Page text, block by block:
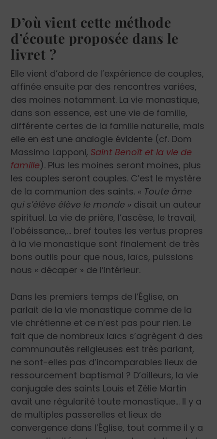
D’où vient cette méthode
d’écoute proposée dans le
livret ?
Elle vient d’abord de l’expérience de couples,
affinée ensuite par des rencontres variées,
des moines notamment. La vie monastique,
dans son essence, est une vie de famille,
différente certes de la famille naturelle, mais
elle en est une analogie évidente (cf. Dom
Massimo Lapponi, Saint Benoît et la vie de
famille). Plus les moines seront moines, plus
les couples seront couples. C’est le mystère
de la communion des saints. « Toute âme
qui s’élève élève le monde » disait un auteur
spirituel. La vie de prière, l’ascèse, le travail,
l’obéissance,… bref toutes les vertus propres
à la vie monastique sont finalement de très
bons outils pour que nous, laïcs, puissions
nous « décaper » de l’intérieur.
Dans les premiers temps de l’Égli­se, on
parlait de la vie monastique comme de la
vie chrétienne et ce n’est pas pour rien. Le
fait que de nombreux laïcs s’agrègent à des
communautés religieuses est très parlant,
ne sont-elles pas d’incomparables lieux de
ressourcement baptismal ? D’ailleurs, la vie
conjugale des saints Louis et Zélie Martin
avait une régularité toute monastique… Il y a
de multiples passerelles et lieux de
convergence dans l’Église, tout comme il y a